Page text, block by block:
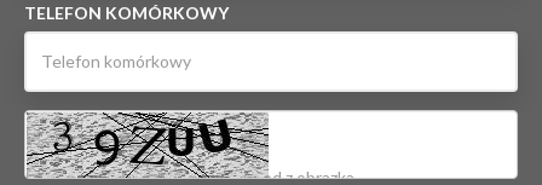
TELEFON KOMÓRKOWY